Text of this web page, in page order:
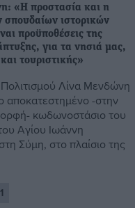
«Η προστασία και η
σπουδαίων ιστορικών
προϋποθέσεις της
για τα νησιά μας,
τουριστικής»
Λίνα Μενδώνη
αποκατεστημένο -στην
κωδωνοστάσιο του
Αγίου Ιωάννη
Σύμη, στο πλαίσιο της